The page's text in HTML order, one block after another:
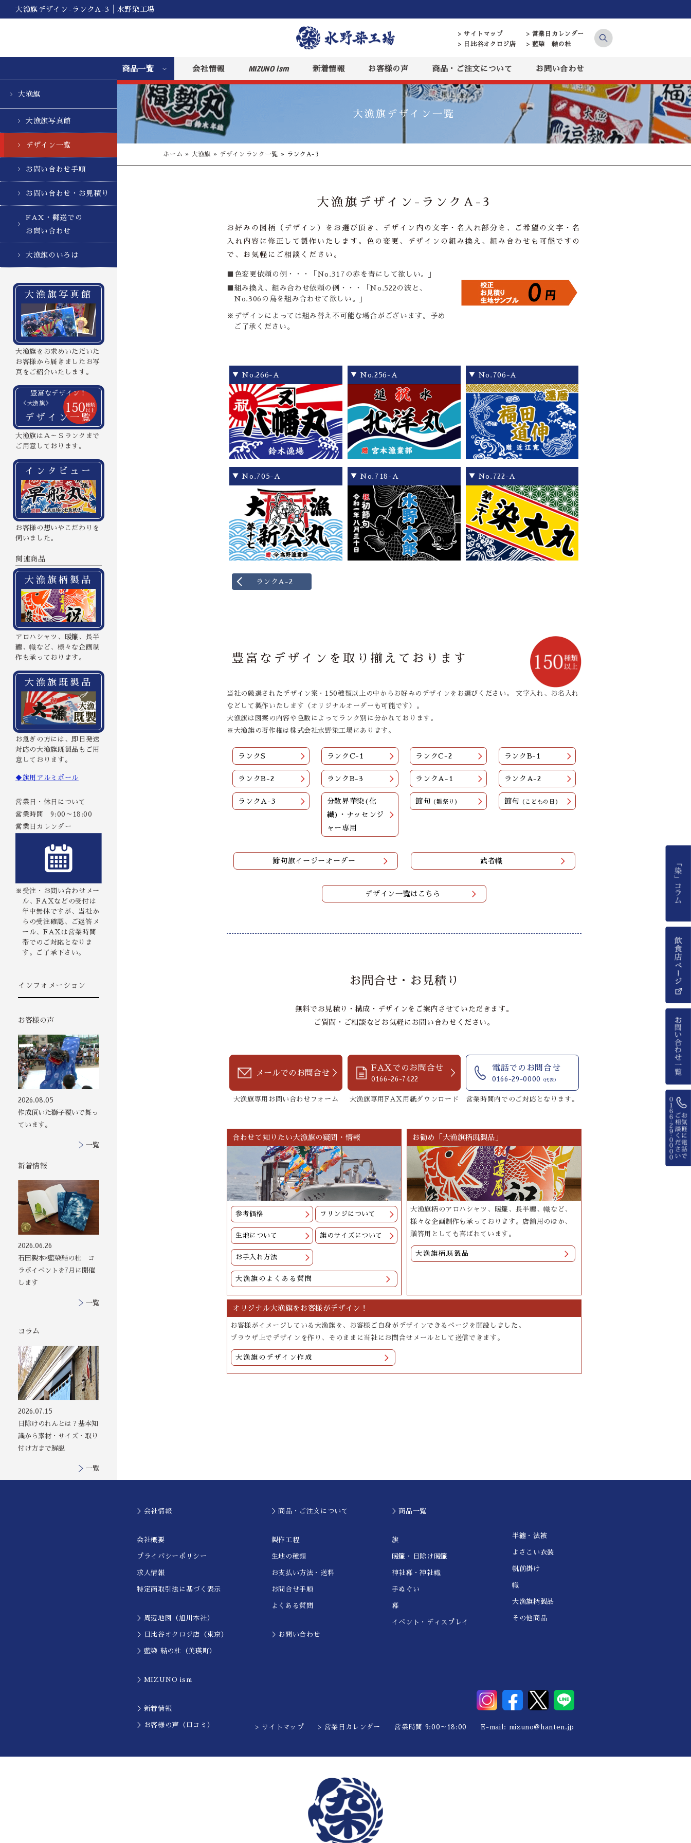
大漁旗デザイン-ランクA-3│水野染工場
> サイトマップ
> 営業日カレンダー
> 日比谷オクロジ店
> 藍染 結の杜
商品一覧 会社情報 MIZUNO ism 新着情報 お客様の声 商品・ご注文について お問い合わせ
大漁旗
大漁旗写真館
デザイン一覧
お問い合わせ手順
お問い合わせ・お見積り
FAX・郵送での
お問い合わせ
大漁旗のいろは
大漁旗写真館
大漁旗をお求めいただいた
お客様から届きましたお写
真をご紹介いたします。
豊富なデザイン！
＜大漁旗＞
デザイン一覧
大漁旗はＡ～Ｓランクまで
ご用意しております。
インタビュー
お客様の想いやこだわりを
伺いました。
関連商品
大漁旗柄製品
アロハシャツ、暖簾、長半
纏、幟など、様々な企画制
作も承っております。
大漁旗既製品
お急ぎの方には、即日発送
対応の大漁旗既製品もご用
意しております。
◆旗用アルミポール
営業日・休日について
営業時間 9:00～18:00
営業日カレンダー
※受注・お問い合わせメー
ル、FAXなどの受付は
年中無休ですが、当社か
らの受注確認、ご返答メ
ール、FAXは営業時間
帯でのご対応となりま
す。ご了承下さい。
インフォメーション
お客様の声
その他の印染商
品
2026.08.05
作成頂いた獅子覆いで舞っ
ています。
一覧
新着情報
2026.06.26
石田製本×藍染結の杜 コ
ラボイベントを7月に開催
します
一覧
コラム
2026.07.15
日除けのれんとは？基本知
識から素材・サイズ・取り
付け方まで解説
一覧
大漁旗デザイン一覧
ホーム » 大漁旗 » デザインランク一覧 » ランクA-3
大漁旗デザイン-ランクA-3
お好みの図柄（デザイン）をお選び頂き、デザイン内の文字・名入れ部分を、ご希望の文字・名
入れ内容に修正して製作いたします。色の変更、デザインの組み換え、組み合わせも可能ですの
で、お気軽にご相談ください。
■色変更依頼の例・・・「No.317の赤を青にして欲しい。」
■組み換え、組み合わせ依頼の例・・・「No.522の波と、
No.306の鳥を組み合わせて欲しい。」
※デザインによっては組み替え不可能な場合がございます。予め
ご了承ください。
▼ No.266-A ▼ No.256-A ▼ No.706-A
▼ No.705-A ▼ No.718-A ▼ No.722-A
ランクA-2
豊富なデザインを取り揃えております
当社の厳選されたデザイン案・150種類以上の中からお好みのデザインをお選びください。 文字入れ、お名入れ
などして製作いたします（オリジナルオーダーも可能です）。
大漁旗は図案の内容や色数によってランク別に分かれております。
※大漁旗の著作権は株式会社水野染工場にあります。
ランクS ランクC-1 ランクC-2 ランクB-1
ランクB-2 ランクB-3 ランクA-1 ランクA-2
ランクA-3
分散昇華染(化
繊)・ナッセンジ
ャー専用
節句 (雛祭り) 節句 (こどもの日)
節句旗イージーオーダー 武者幟
デザイン一覧はこちら
お問合せ・お見積り
無料でお見積り・構成・デザインをご案内させていただきます。
ご質問・ご相談などお気軽にお問い合わせください。
メールでのお問合せ
大漁旗専用お問い合わせフォーム
FAXでのお問合せ
0166-26-7422
大漁旗専用FAX用紙ダウンロード
電話でのお問合せ
0166-29-0000 （代表）
営業時間内でのご対応となります。
合わせて知りたい大漁旗の疑問・情報
参考価格 フリンジについて
生地について 旗のサイズについて
お手入れ方法
大漁旗のよくある質問
お勧め「大漁旗柄既製品」
大漁旗柄のアロハシャツ、暖簾、長半纏、幟など、
様々な企画制作も承っております。店舗用のほか、
贈答用としても喜ばれています。
大漁旗柄既製品
オリジナル大漁旗をお客様がデザイン！
お客様がイメージしている大漁旗を、お客様ご自身がデザインできるページを開設しました。
ブラウザ上でデザインを作り、そのままに当社にお問合せメールとして送信できます。
大漁旗のデザイン作成
＞会社情報
会社概要
プライバシーポリシー
求人情報
特定商取引法に基づく表示
＞周辺地図（旭川本社）
＞日比谷オクロジ店（東京）
＞藍染 結の杜（美瑛町）
＞MIZUNO ism
＞新着情報
＞お客様の声（口コミ）
＞商品・ご注文について
製作工程
生地の種類
お支払い方法・送料
お問合せ手順
よくある質問
＞お問い合わせ
＞商品一覧
旗
暖簾・日除け暖簾
神社幕・神社幟
手ぬぐい
幕
イベント・ディスプレイ
半纏・法被
よさこい衣装
帆前掛け
幟
大漁旗柄製品
その他商品
> サイトマップ > 営業日カレンダー 営業時間 9:00～18:00 E-mail: mizuno@hanten.jp